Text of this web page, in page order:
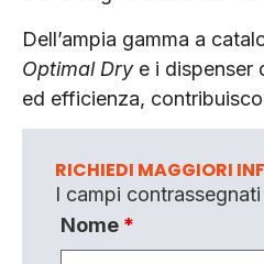
Dell’ampia gamma a
Optimal Dry e i dispenser
ed efficienza,
RICHIEDI MAGGIORI
I campi
Nome *